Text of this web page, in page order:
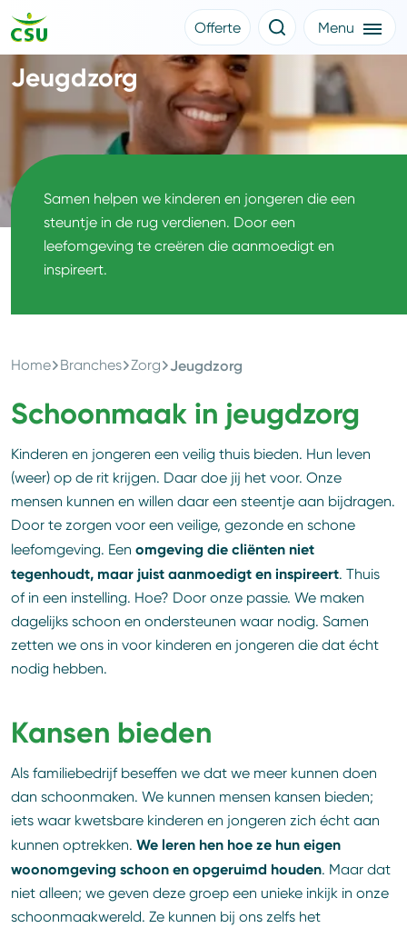
Nieuws
Over CSU
Werken bij CSU
Medewerkers
CSU Login
Offerte aanvragen
Offerte Menu
Jeugdzorg
Samen helpen we kinderen en jongeren die een
steuntje in de rug verdienen. Door een
leefomgeving te creëren die aanmoedigt en
inspireert.
Home Branches Zorg Jeugdzorg
Schoonmaak in jeugdzorg
Kinderen en jongeren een veilig thuis bieden. Hun leven
(weer) op de rit krijgen. Daar doe jij het voor. Onze
mensen kunnen en willen daar een steentje aan bijdragen.
Door te zorgen voor een veilige, gezonde en schone
leefomgeving. Een omgeving die cliënten niet
tegenhoudt, maar juist aanmoedigt en inspireert. Thuis
of in een instelling. Hoe? Door onze passie. We maken
dagelijks schoon en ondersteunen waar nodig. Samen
zetten we ons in voor kinderen en jongeren die dat écht
nodig hebben.
Kansen bieden
Als familiebedrijf beseffen we dat we meer kunnen doen
dan schoonmaken. We kunnen mensen kansen bieden;
iets waar kwetsbare kinderen en jongeren zich écht aan
kunnen optrekken. We leren hen hoe ze hun eigen
woonomgeving schoon en opgeruimd houden. Maar dat
niet alleen; we geven deze groep een unieke inkijk in onze
schoonmaakwereld. Ze kunnen bij ons zelfs het